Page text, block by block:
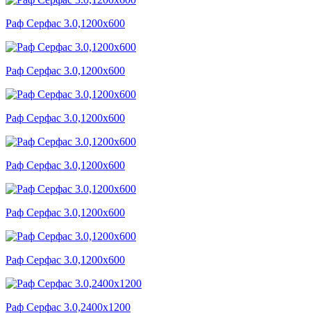
Раф Серфас 3.0,1200x600
Раф Серфас 3.0,1200x600
Раф Серфас 3.0,1200x600
Раф Серфас 3.0,1200x600
Раф Серфас 3.0,1200x600
Раф Серфас 3.0,1200x600
Раф Серфас 3.0,2400x1200